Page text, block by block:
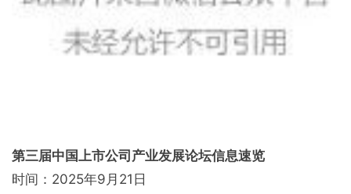
第三届中国上市公司产业发展论坛信息速览
时间：2025年9月21日